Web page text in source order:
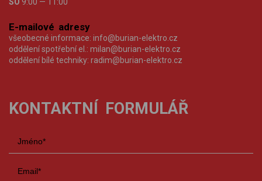
E-mailové adresy
všeobecné informace: info@burian-elektro.cz
oddělení spotřební el.: milan@burian-elektro.cz
oddělení bílé techniky: radim@burian-elektro.cz
KONTAKTNÍ FORMULÁŘ